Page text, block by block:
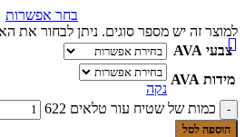
בחר אפשרות
למוצר זה יש מספר סוגים. ניתן לבחור את
צבעי AVA
מידות AVA
נקה
כמות של שטיח עור טלאים 622
הוספה לסל